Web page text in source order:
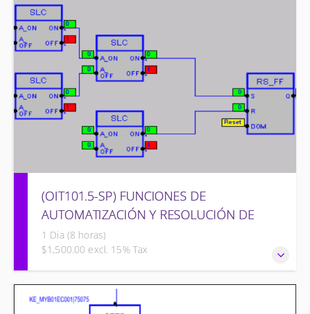
(OIT101.5-SP) FUNCIONES DE
AUTOMATIZACIÓN Y RESOLUCIÓN DE
PROBLEMAS – OMNIVISE-T3000
1 Dia (8 horas)
$1,500.00 excl. 15% Tax
FUNCIONES DE AUTOMATIZACIÓN Y RESOLUCIÓN DE
PROBLEMAS – OMNIVISE-T3000